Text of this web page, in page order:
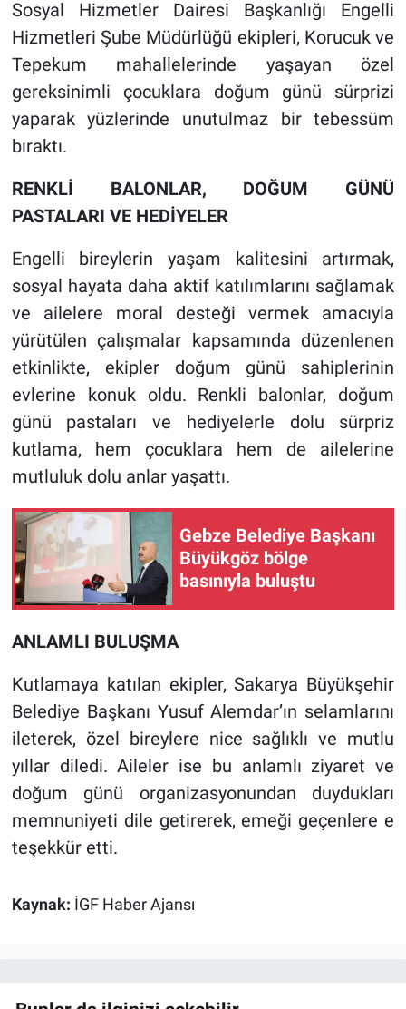
Sosyal Hizmetler Dairesi Başkanlığı Engelli
Hizmetleri Şube Müdürlüğü ekipleri, Korucuk ve
Tepekum mahallelerinde yaşayan özel
gereksinimli çocuklara doğum günü sürprizi
yaparak yüzlerinde unutulmaz bir tebessüm
bıraktı.
RENKLİ BALONLAR, DOĞUM GÜNÜ
PASTALARI VE HEDİYELER
Engelli bireylerin yaşam kalitesini artırmak,
sosyal hayata daha aktif katılımlarını sağlamak
ve ailelere moral desteği vermek amacıyla
yürütülen çalışmalar kapsamında düzenlenen
etkinlikte, ekipler doğum günü sahiplerinin
evlerine konuk oldu. Renkli balonlar, doğum
günü pastaları ve hediyelerle dolu sürpriz
kutlama, hem çocuklara hem de ailelerine
mutluluk dolu anlar yaşattı.
Gebze Belediye Başkanı
Büyükgöz bölge
basınıyla buluştu
ANLAMLI BULUŞMA
Kutlamaya katılan ekipler, Sakarya Büyükşehir
Belediye Başkanı Yusuf Alemdar’ın selamlarını
ileterek, özel bireylere nice sağlıklı ve mutlu
yıllar diledi. Aileler ise bu anlamlı ziyaret ve
doğum günü organizasyonundan duydukları
memnuniyeti dile getirerek, emeği geçenlere e
teşekkür etti.
Kaynak: İGF Haber Ajansı